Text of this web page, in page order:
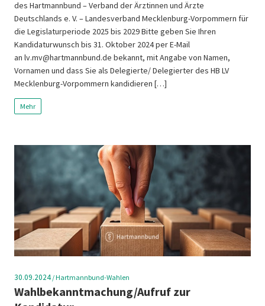
des Hartmannbund – Verband der Ärztinnen und Ärzte
Deutschlands e. V. – Landesverband Mecklenburg-Vorpommern für
die Legislaturperiode 2025 bis 2029 Bitte geben Sie Ihren
Kandidaturwunsch bis 31. Oktober 2024 per E-Mail
an lv.mv@hartmannbund.de bekannt, mit Angabe von Namen,
Vornamen und dass Sie als Delegierte/ Delegierter des HB LV
Mecklenburg-Vorpommern kandidieren […]
Mehr
30.09.2024/Hartmannbund-Wahlen
Wahlbekanntmachung/Aufruf zur